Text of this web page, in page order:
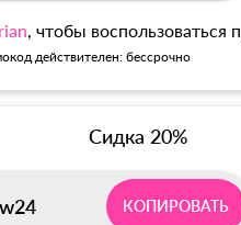
, чтобы
действителен: бессрочно
Сидка 20%
КОПИРОВАТЬ